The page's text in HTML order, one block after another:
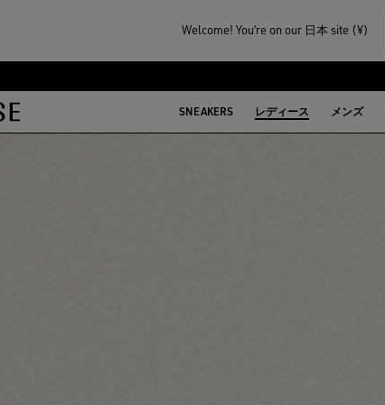
Welcome! You‘re on our 日本 site (¥)
SNEAKERS レディース メンズ